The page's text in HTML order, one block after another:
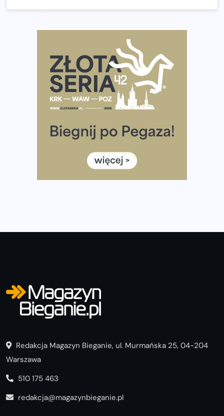
Praska 5k Run gospodarzem Mistrzostw Polski
Największy Bieg Powstania Warszawskiego w historii.
Ponad 12 tysięcy uczestników pobiegło dla Bohaterów!
Tętno vs tempo – czym kierować się w bieganiu?
Co ma dużo białka? Produkty, które warto włączyć do
Rozbiegany Olsztyn szykuje się na weekend z
Już w tę sobotę 35. Bieg Powstania Warszawskiego.
Wystartuje rekordowa liczba uczestników
35. Bieg Powstania Warszawskiego – praktyczny
poradnik przed startem
Redakcja Magazyn Bieganie, ul. Murmańska 25, 04-204
Warszawa
510 175 463
redakcja@magazynbieganie.pl